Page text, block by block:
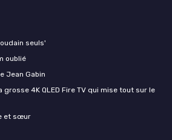
seuls'
oublié
Jean Gabin
grosse 4K QLED Fire TV qui mise tout sur le
et sœur